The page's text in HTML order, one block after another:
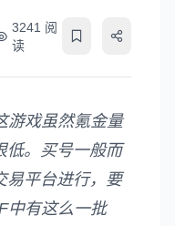
3241 阅
读
游戏虽然氪金量
低。买号一般而
易平台进行，要
中有这么一批